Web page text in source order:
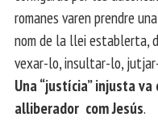
romanes varen prendre
nom de la llei establerta,
vexar-lo, insultar-lo,
Una “justícia” injusta
alliberador com Jesús.